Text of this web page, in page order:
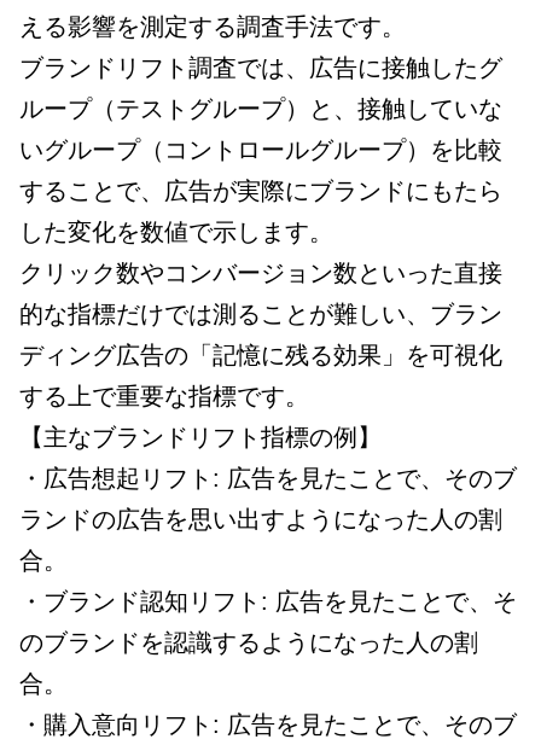
える影響を測定する調査手法です。
ブランドリフト調査では、広告に接触したグ
ループ（テストグループ）と、接触していな
いグループ（コントロールグループ）を比較
することで、広告が実際にブランドにもたら
した変化を数値で示します。
クリック数やコンバージョン数といった直接
的な指標だけでは測ることが難しい、ブラン
ディング広告の「記憶に残る効果」を可視化
する上で重要な指標です。
【主なブランドリフト指標の例】
・広告想起リフト: 広告を見たことで、そのブ
ランドの広告を思い出すようになった人の割
合。
・ブランド認知リフト: 広告を見たことで、そ
のブランドを認識するようになった人の割
合。
・購入意向リフト: 広告を見たことで、そのブ